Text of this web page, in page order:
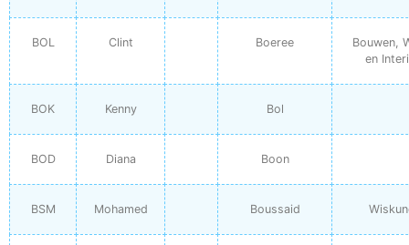
BOL Clint Boeree
Bouwen,
en
BOK Kenny Bol
BOD Diana Boon
BSM Mohamed Boussaid